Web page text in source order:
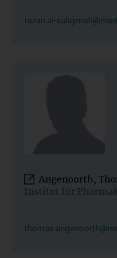
razan.al-
Angenoorth,
Institut für